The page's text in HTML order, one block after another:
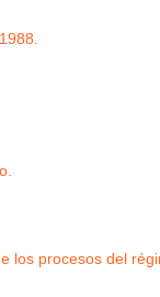
los procesos del